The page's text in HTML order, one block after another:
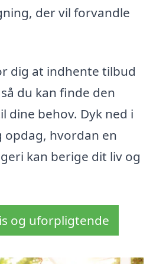
der vil forvandle
dig at indhente tilbud
du kan finde den
dine behov. Dyk ned i
hvordan en
kan berige dit liv og
og uforpligtende